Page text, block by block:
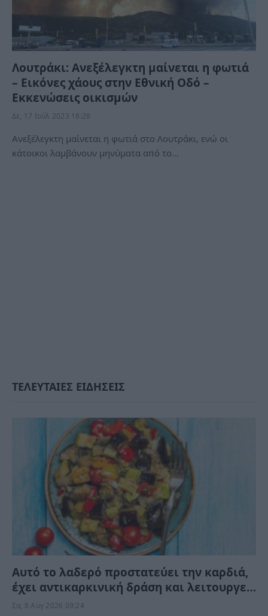
Λουτράκι: Ανεξέλεγκτη μαίνεται η φωτιά
– Εικόνες χάους στην Εθνική Οδό –
Εκκενώσεις οικισμών
Δε, 17 Ιούλ 2023 18:28
Ανεξέλεγκτη μαίνεται η φωτιά στο Λουτράκι, ενώ οι
κάτοικοι λαμβάνουν μηνύματα από το…
ΤΕΛΕΥΤΑΙΕΣ ΕΙΔΗΣΕΙΣ
Αυτό το λαδερό προστατεύει την καρδιά,
έχει αντικαρκινική δράση και λειτουργεί
κατά της γήρανσης, χωρίς να το γνωρίζετε
Σα, 8 Αυγ 2026 09:24